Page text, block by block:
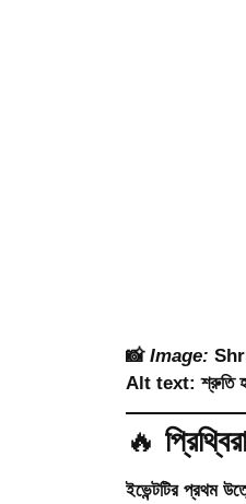
📸 Image:
Alt text: শ্রুতি
🔥
ইভেন্টটির প্রথম